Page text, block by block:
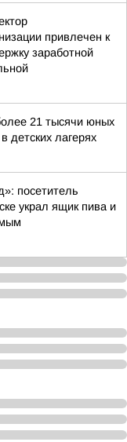
привлечен к
заработной
21 тысячи юных
детских лагерях
посетитель
украл ящик пива и